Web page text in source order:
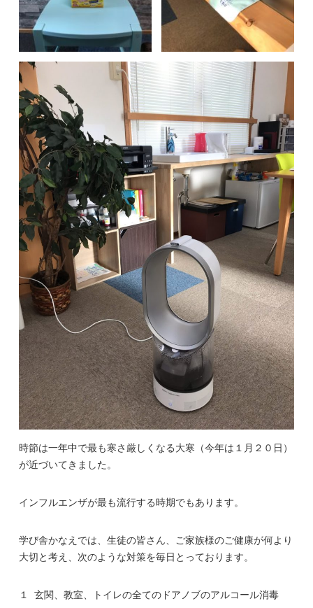
時節は一年中で最も寒さ厳しくなる大寒（今年は１月２０日）
が近づいてきました。
インフルエンザが最も流行する時期でもあります。
学び舎かなえでは、生徒の皆さん、ご家族様のご健康が何より
大切と考え、次のような対策を毎日とっております。
１ 玄関、教室、トイレの全てのドアノブのアルコール消毒